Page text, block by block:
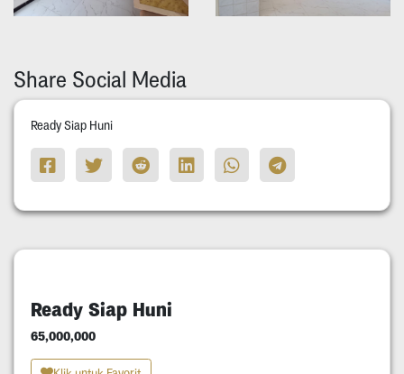
Share Social Media
Ready Siap Huni
Ready Siap Huni
65,000,000